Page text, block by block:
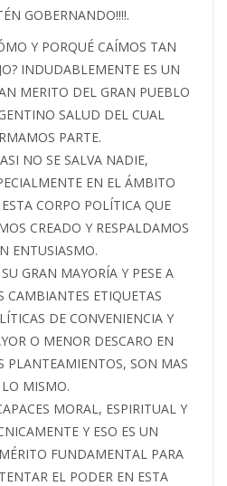
GOBERNANDO!!!!.
Y PORQUÉ CAÍMOS TAN
INDUDABLEMENTE ES UN
MERITO DEL GRAN PUEBLO
SALUD DEL CUAL
PARTE.
NO SE SALVA NADIE,
EN EL ÁMBITO
CORPO POLÍTICA QUE
CREADO Y RESPALDAMOS
ENTUSIASMO.
GRAN MAYORÍA Y PESE A
CAMBIANTES ETIQUETAS
DE CONVENIENCIA Y
O MENOR DESCARO EN
PLANTEAMIENTOS, SON MAS
MISMO.
MORAL, ESPIRITUAL Y
Y ESO ES UN
FUNDAMENTAL PARA
EL PODER EN ESTA